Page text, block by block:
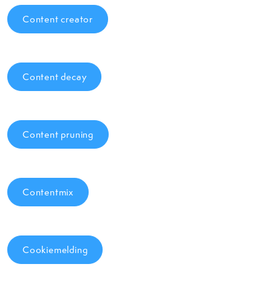
Content creator
Content decay
Content pruning
Contentmix
Cookiemelding